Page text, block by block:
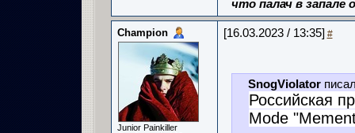
что палач в запале
Champion
Junior Painkiller
[16.03.2023 / 13:35] #
SnogViolator
Российская
Mode